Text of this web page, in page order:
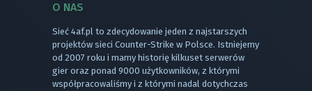
O NAS
Sieć 4af.pl to zdecydowanie jeden z najstarszych
projektów sieci Counter-Strike w Polsce. Istniejemy
od 2007 roku i mamy historię kilkuset serwerów
gier oraz ponad 9000 użytkowników, z którymi
współpracowaliśmy i z którymi nadal dotychczas